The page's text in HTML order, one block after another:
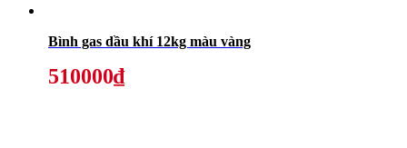
Bình gas dầu khí 12kg màu vàng
510000₫